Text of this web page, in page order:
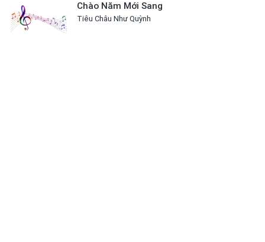
Chào Năm Mới Sang
Tiêu Châu Như Quỳnh